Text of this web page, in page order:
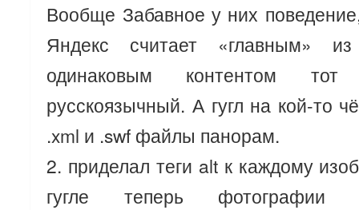
Вообще Забавное у них
Яндекс считает «главным»
одинаковым контентом
русскоязычный. А гугл на кой-то
.xml и .swf файлы панорам.
2. приделал теги alt к каждому
гугле теперь фотографии